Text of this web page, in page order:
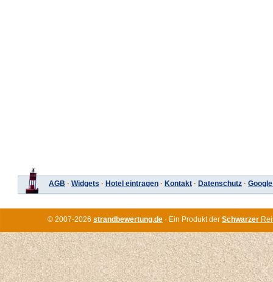
AGB · Widgets · Hotel eintragen · Kontakt · Datenschutz ·
© 2007-2026 strandbewertung.de · Ein Produkt der Schwarzer